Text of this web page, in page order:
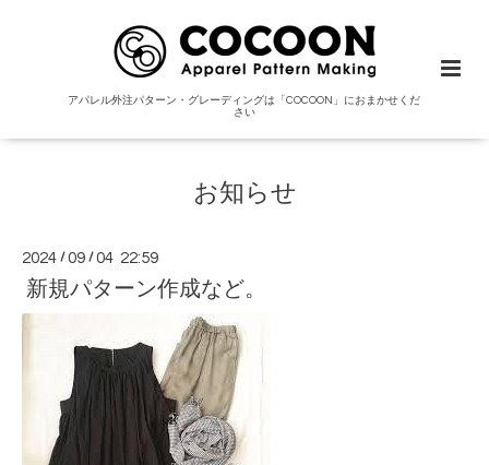
アパレル外注パターン・グレーディングは「COCOON」におまかせくだ
さい
お知らせ
2024 /09 /04 22:59
新規パターン作成など。